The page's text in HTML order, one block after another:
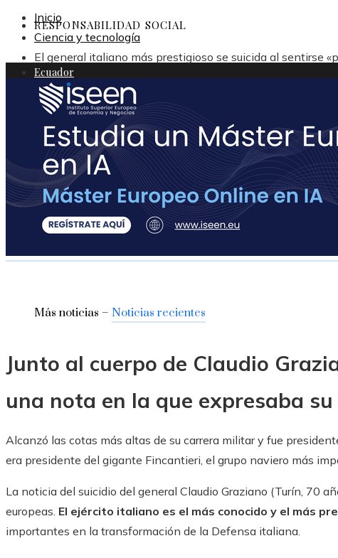
RESPONSABILIDAD SOCIAL
Ecuador
Ciencia y tecnología
Inversiones y negocios
Cultura y ocio
Responsabilidad social
Inicio
Ciencia y tecnología
El general italiano más prestigioso se suicida al sentirse
Más noticias – Noticias recientes
Junto al cuerpo de Claudio
una nota en la que expresaba su
Alcanzó las cotas más altas de su carrera militar y fue
era presidente del gigante Fincantieri, el grupo naviero más
La noticia del suicidio del general Claudio Graziano (Turín, 70
europeas. El ejército italiano es el más conocido y el más
importantes en la transformación de la Defensa italiana.